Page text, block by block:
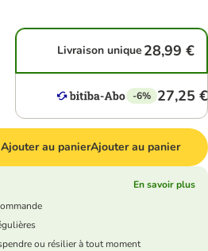
Livraison unique 28,99 €
-6% 27,25 €
Ajouter au panierAjouter au panier
En savoir plus
ou résilier à tout moment